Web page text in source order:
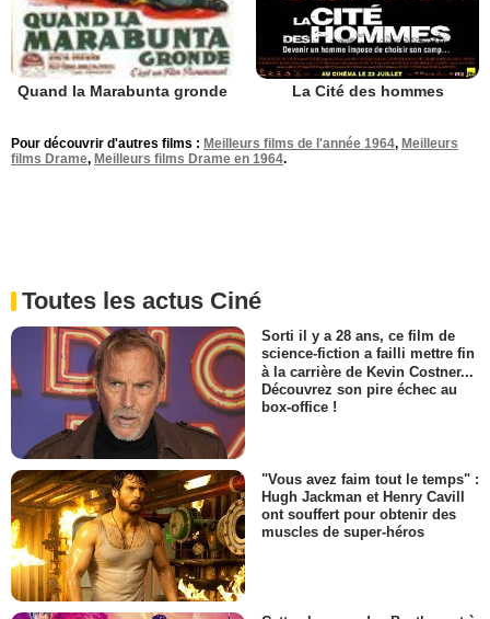
Quand la Marabunta gronde La Cité des hommes
Pour découvrir d'autres films : Meilleurs films de l'année 1964, Meilleurs
films Drame, Meilleurs films Drame en 1964.
Toutes les actus Ciné
Sorti il y a 28 ans, ce film de
science-fiction a failli mettre fin
à la carrière de Kevin Costner...
Découvrez son pire échec au
box-office !
"Vous avez faim tout le temps" :
Hugh Jackman et Henry Cavill
ont souffert pour obtenir des
muscles de super-héros